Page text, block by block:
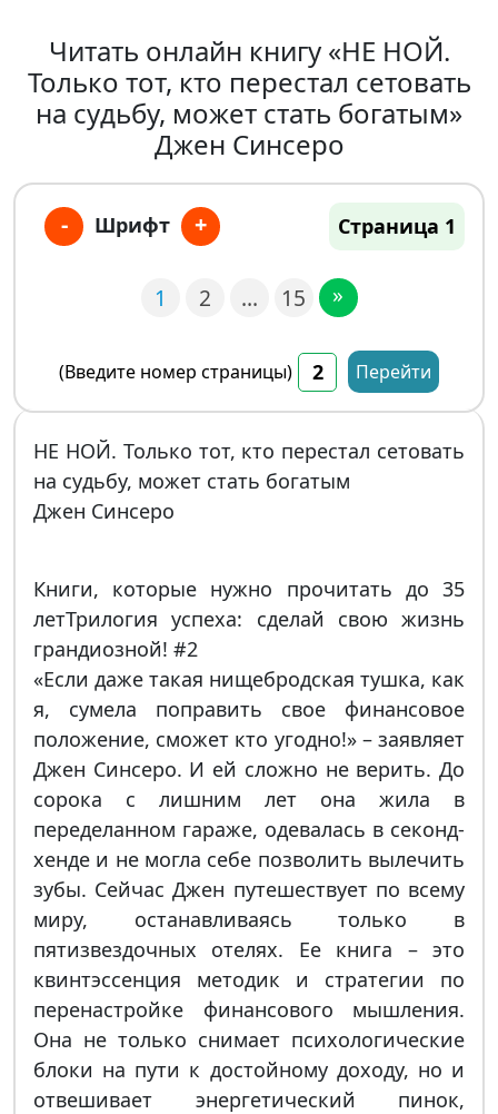
Читать онлайн книгу «НЕ НОЙ.
Только тот, кто перестал сетовать
на судьбу, может стать богатым»
Джен Синсеро
- Шрифт + Страница 1
1 2 … 15 »
(Введите номер страницы) Перейти
НЕ НОЙ. Только тот, кто перестал сетовать
на судьбу, может стать богатым
Джен Синсеро
Книги, которые нужно прочитать до 35
летТрилогия успеха: сделай свою жизнь
грандиозной! #2
«Если даже такая нищебродская тушка, как
я, сумела поправить свое финансовое
положение, сможет кто угодно!» – заявляет
Джен Синсеро. И ей сложно не верить. До
сорока с лишним лет она жила в
переделанном гараже, одевалась в секонд-
хенде и не могла себе позволить вылечить
зубы. Сейчас Джен путешествует по всему
миру, останавливаясь только в
пятизвездочных отелях. Ее книга – это
квинтэссенция методик и стратегии по
перенастройке финансового мышления.
Она не только снимает психологические
блоки на пути к достойному доходу, но и
отвешивает энергетический пинок,